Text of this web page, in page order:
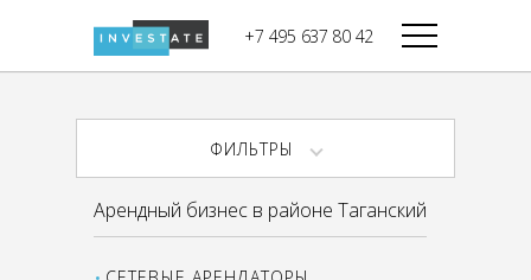
+7 495 637 80 42
Дикси
Магнолия
В башне
Запад
Башня Федерация-I
Восток
Город Столиц,
Северный блок
ФИЛЬТРЫ
Арендный бизнес в районе Таганский